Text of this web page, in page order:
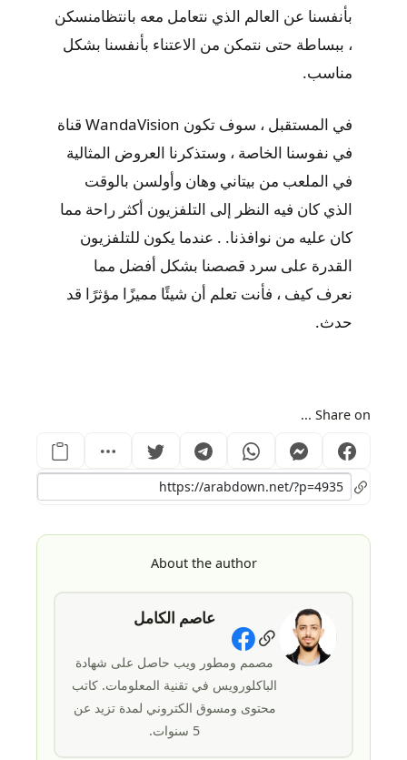
بأنفسنا عن العالم الذي نتعامل معه بانتظامنسكن
، ببساطة حتى نتمكن من الاعتناء بأنفسنا بشكل
مناسب.
في المستقبل ، سوف تكون WandaVision قناة
في نفوسنا الخاصة ، وستذكرنا العروض المثالية
في الملعب من بيتاني وهان وأولسن بالوقت
الذي كان فيه النظر إلى التلفزيون أكثر راحة مما
كان عليه من نوافذنا. . عندما يكون للتلفزيون
القدرة على سرد قصصنا بشكل أفضل مما
نعرف كيف ، فأنت تعلم أن شيئًا مميزًا مؤثرًا قد
حدث.
Share on ...
About the author
عاصم الكامل
Social Links
مصمم ومطور ويب حاصل على شهادة
الباكلورويس في تقنية المعلومات. كاتب
محتوى ومسوق الكتروني لمدة تزيد عن
5 سنوات.